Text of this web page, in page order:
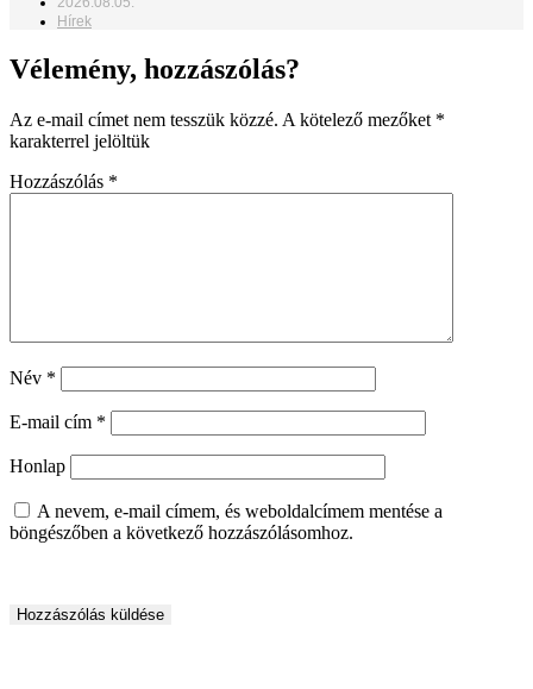
Hírek
Vélemény, hozzászólás?
Az e-mail címet nem tesszük közzé. A kötelező mezőket *
karakterrel jelöltük
Hozzászólás *
Név *
E-mail cím *
Honlap
A nevem, e-mail címem, és weboldalcímem mentése a
böngészőben a következő hozzászólásomhoz.